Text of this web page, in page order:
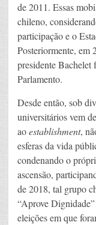
de 2011. Essas
chileno,
participação e o
Posteriormente, em
presidente Bachelet
Parlamento.
Desde então, sob
universitários vem
aoestablishment,
esferas da vida
condenando o
ascensão,
de 2018, tal grupo
“Aprove
eleições em que